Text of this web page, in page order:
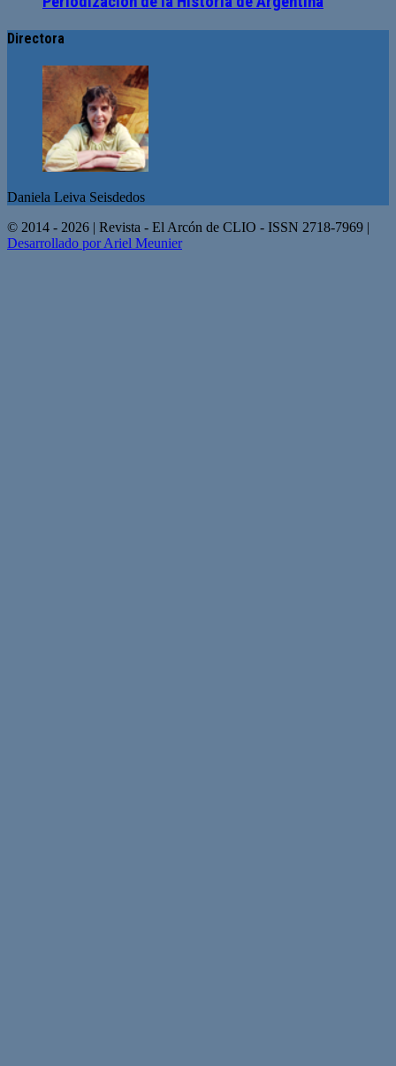
Directora
Daniela Leiva Seisdedos
© 2014 - 2026 | Revista - El Arcón de CLIO - ISSN 2718-7969 |
Desarrollado por Ariel Meunier